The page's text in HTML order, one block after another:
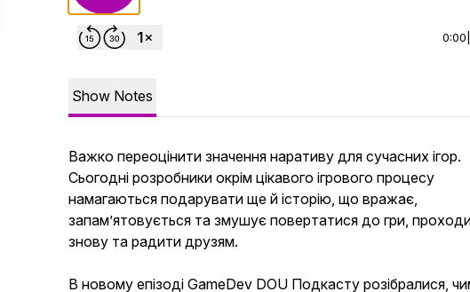
0:00
Show Notes
Важко переоцінити значення наративу для сучасних ігор.
Сьогодні розробники окрім цікавого ігрового процесу
намагаються подарувати ще й історію, що вражає,
запам’ятовується та змушує повертатися до гри,
знову та радити друзям.
В новому епізоді GameDev DOU Подкасту розібралися,